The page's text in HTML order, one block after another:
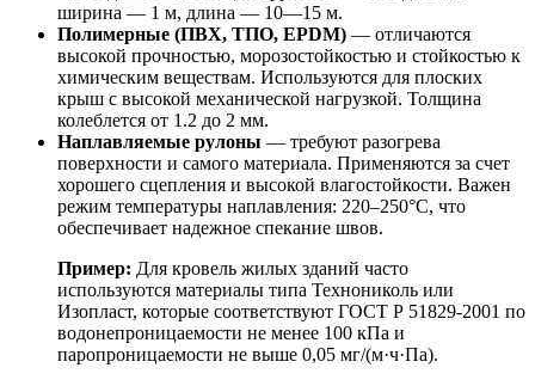
ширина — 1 м, длина — 10—15 м.
Полимерные (ПВХ, ТПО, EPDM) — отличаются
высокой прочностью, морозостойкостью и стойкостью к
химическим веществам. Используются для плоских
крыш с высокой механической нагрузкой. Толщина
колеблется от 1.2 до 2 мм.
Наплавляемые рулоны — требуют разогрева
поверхности и самого материала. Применяются за счет
хорошего сцепления и высокой влагостойкости. Важен
режим температуры наплавления: 220–250°C, что
обеспечивает надежное спекание швов.
Пример: Для кровель жилых зданий часто
используются материалы типа Технониколь или
Изопласт, которые соответствуют ГОСТ Р 51829-2001 по
водонепроницаемости не менее 100 кПа и
паропроницаемости не выше 0,05 мг/(м·ч·Па).